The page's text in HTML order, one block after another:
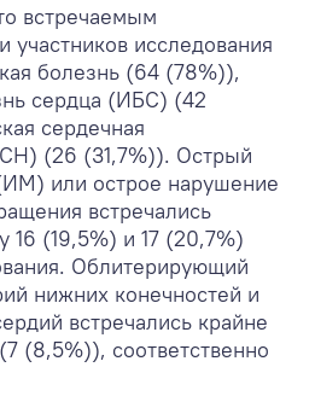
встречаемым
участников исследования
болезнь (64 (78%)),
сердца (ИБС) (42
сердечная
(26 (31,7%)). Острый
или острое нарушение
встречались
16 (19,5%) и 17 (20,7%)
Облитерирующий
нижних конечностей и
встречались крайне
(8,5%)), соответственно